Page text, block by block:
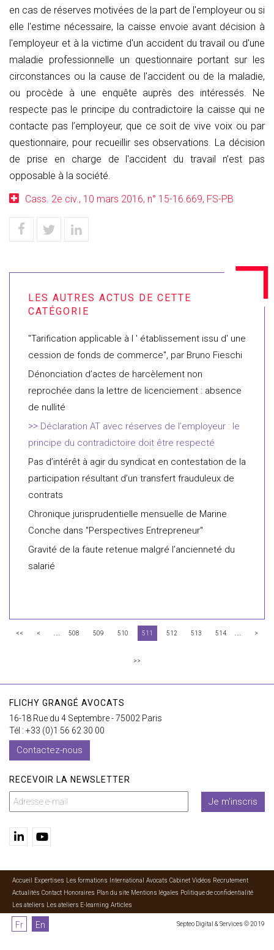
en cas de réserves motivées de la part de l'employeur ou si
elle l'estime nécessaire, la caisse envoie avant décision à
l'employeur et à la victime d'un accident du travail ou d'une
maladie professionnelle un questionnaire portant sur les
circonstances ou la cause de l'accident ou de la maladie,
ou procède à une enquête auprès des intéressés. Ne
respecte pas le principe du contradictoire la caisse qui ne
contacte pas l’employeur, que ce soit de vive voix ou par
questionnaire, pour recueillir ses observations. La décision
de prise en charge de l'accident du travail n’est pas
opposable à la société.
Cass. 2e civ., 10 mars 2016, n° 15-16.669, FS-PB
"Tarification applicable à l ' établissement issu d' une
cession de fonds de commerce", par Bruno Fieschi
Dénonciation d’actes de harcèlement non
reprochée dans la lettre de licenciement : absence
de nullité
Déclaration AT avec réserves de l’employeur : le
principe du contradictoire doit être respecté
Pas d’intérêt à agir du syndicat en contestation de la
participation résultant d’un transfert frauduleux de
contrats
Chronique jurisprudentielle mensuelle de Marine
Conche dans "Perspectives Entrepreneur"
Gravité de la faute retenue malgré l’ancienneté du
salarié
<< < ... 508 509 510 511 512 513 514 ... >
>>
FLICHY GRANGÉ AVOCATS
16-18 Rue du 4 Septembre - 75002 Paris
Tél : +33 (0)1 56 62 30 00
Contactez-nous
RECEVOIR LA NEWSLETTER
Je m'inscris
Accueil Expertises Les formations International Avocats Cabinet Vidéos Recrutement
Actualités Contact Honoraires Plan du site Mentions légales Politique de confidentialité
Les ateliers
Les ateliers E-learning Articles
Fr En Septeo Digital & Services © 2019